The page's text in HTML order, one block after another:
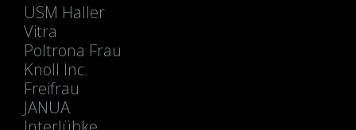
USM Haller
Vitra
Poltrona Frau
Knoll Inc.
Freifrau
JANUA